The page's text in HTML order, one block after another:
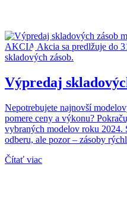
AKCIA Akcia sa predlžuje do
skladových zásob.
Výpredaj
Nepotrebujete najnovší
pomere ceny a výkonu?
vybraných modelov roku 2024.
odberu, ale pozor – zásoby
Čítať viac